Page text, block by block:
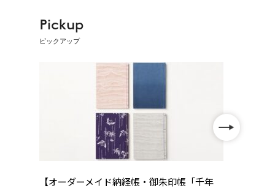
Pickup
ピックアップ
【オーダーメイド納経帳・御朱印帳「千年